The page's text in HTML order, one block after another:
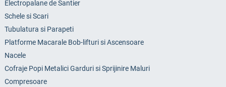
Electropalane de Santier
Schele si Scari
Tubulatura si Parapeti
Platforme Macarale Bob-lifturi si Ascensoare
Nacele
Cofraje Popi Metalici Garduri si Sprijinire Maluri
Compresoare